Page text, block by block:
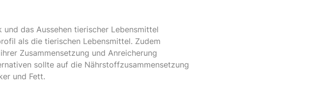
das Aussehen tierischer Lebensmittel
als die tierischen Lebensmittel. Zudem
Zusammensetzung und Anreicherung
sollte auf die Nährstoffzusammensetzung
und Fett.